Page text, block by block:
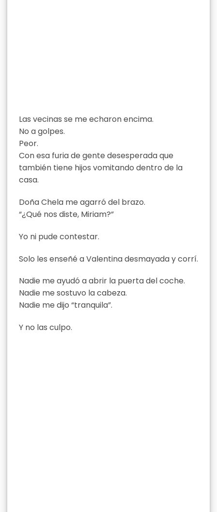
Las vecinas se me echaron encima.
No a golpes.
Peor.
Con esa furia de gente desesperada que
también tiene hijos vomitando dentro de la
casa.
Doña Chela me agarró del brazo.
“¿Qué nos diste, Miriam?”
Yo ni pude contestar.
Solo les enseñé a Valentina desmayada y corrí.
Nadie me ayudó a abrir la puerta del coche.
Nadie me sostuvo la cabeza.
Nadie me dijo “tranquila”.
Y no las culpo.